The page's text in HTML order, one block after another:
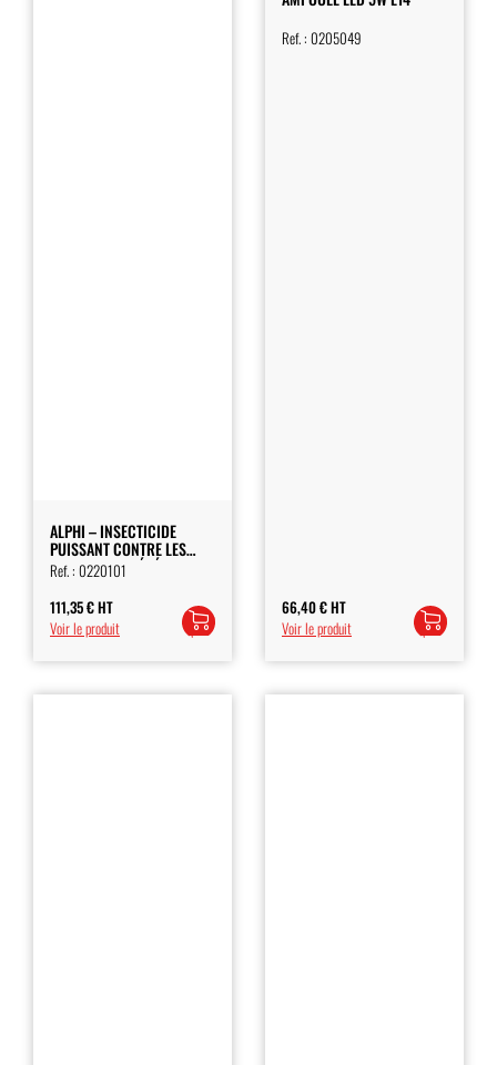
ALPHI – INSECTICIDE
PUISSANT CONTRE LES
MOUCHES ET TÉNÉBRIONS
Ref. : 0220101
111,35€HT
Voir le produit
Ajouter
au
Ref. : 0205049
66,40€HT
Voir le produit
Ajouter
au